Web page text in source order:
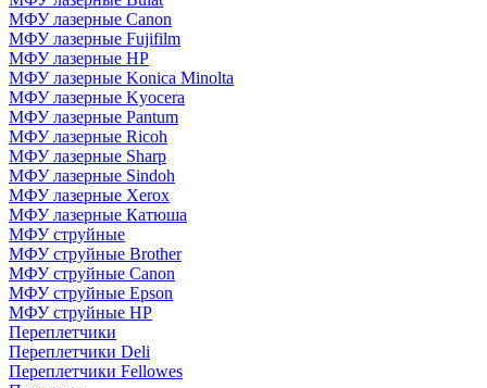
МФУ лазерные Canon
МФУ лазерные Fujifilm
МФУ лазерные HP
МФУ лазерные Konica Minolta
МФУ лазерные Kyocera
МФУ лазерные Pantum
МФУ лазерные Ricoh
МФУ лазерные Sharp
МФУ лазерные Sindoh
МФУ лазерные Xerox
МФУ лазерные Катюша
МФУ струйные
МФУ струйные Brother
МФУ струйные Canon
МФУ струйные Epson
МФУ струйные HP
Переплетчики
Переплетчики Deli
Переплетчики Fellowes